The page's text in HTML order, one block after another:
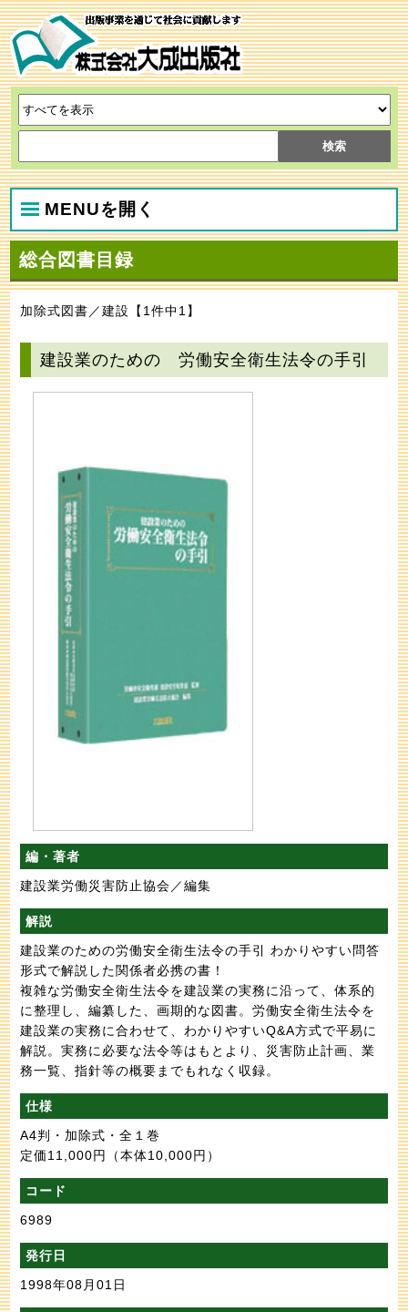
MENUを開く
総合図書目録
加除式図書／建設【1件中1】
建設業のための 労働安全衛生法令の手引
編・著者
建設業労働災害防止協会／編集
解説
建設業のための労働安全衛生法令の手引 わかりやすい問答
形式で解説した関係者必携の書！
複雑な労働安全衛生法令を建設業の実務に沿って、体系的
に整理し、編纂した、画期的な図書。労働安全衛生法令を
建設業の実務に合わせて、わかりやすいQ&A方式で平易に
解説。実務に必要な法令等はもとより、災害防止計画、業
務一覧、指針等の概要までもれなく収録。
仕様
A4判・加除式・全１巻
定価11,000円
（本体10,000円）
コード
6989
発行日
1998年08月01日